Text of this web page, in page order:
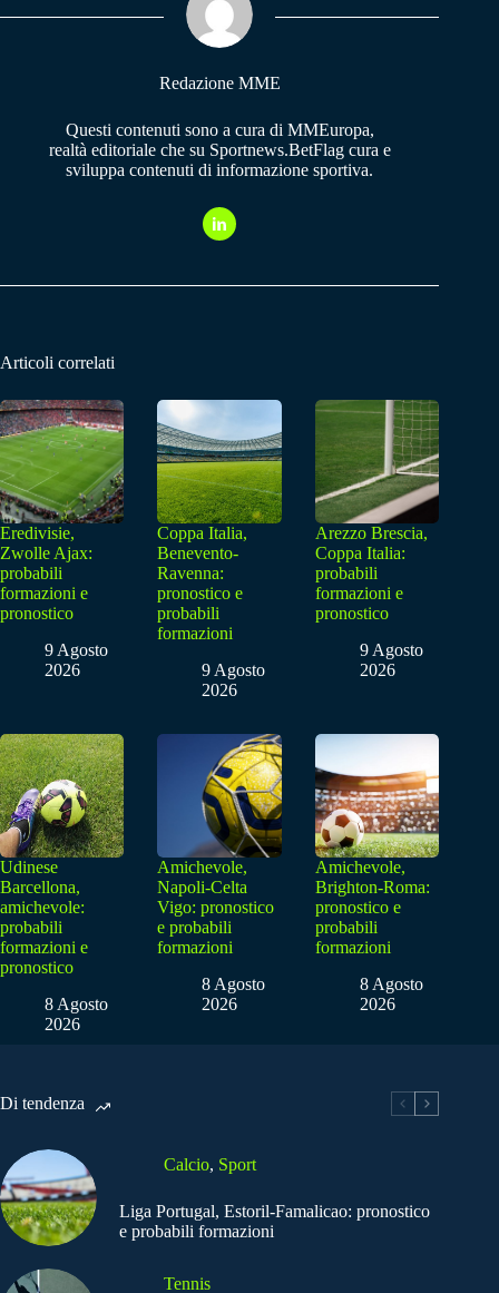
pp m
Redazione MME
Questi contenuti sono a cura di MMEuropa,
realtà editoriale che su Sportnews.BetFlag cura e
sviluppa contenuti di informazione sportiva.
Articoli correlati
Eredivisie,
Zwolle Ajax:
probabili
formazioni e
pronostico
9 Agosto
2026
Coppa Italia,
Benevento-
Ravenna:
pronostico e
probabili
formazioni
9 Agosto
2026
Arezzo Brescia,
Coppa Italia:
probabili
formazioni e
pronostico
9 Agosto
2026
Udinese
Barcellona,
amichevole:
probabili
formazioni e
pronostico
8 Agosto
2026
Amichevole,
Napoli-Celta
Vigo: pronostico
e probabili
formazioni
8 Agosto
2026
Amichevole,
Brighton-Roma:
pronostico e
probabili
formazioni
8 Agosto
2026
Di tendenza
Calcio, Sport
Liga Portugal, Estoril-Famalicao: pronostico
e probabili formazioni
Tennis